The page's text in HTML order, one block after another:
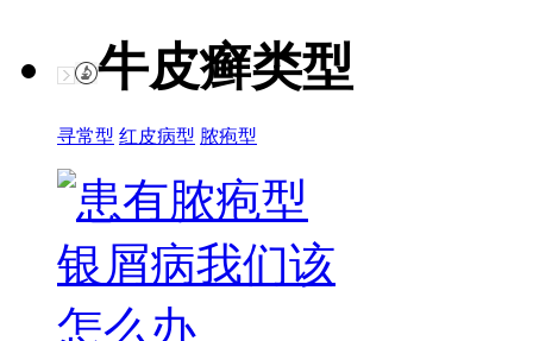
牛皮癣类型
寻常型 红皮病型 脓疱型